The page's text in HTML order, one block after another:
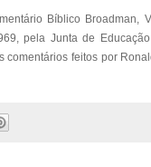
Bíblico Broadman,
pela Junta de
feitos por